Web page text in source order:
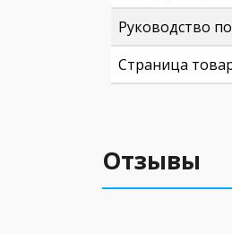
Руководство
Страница
Отзывы